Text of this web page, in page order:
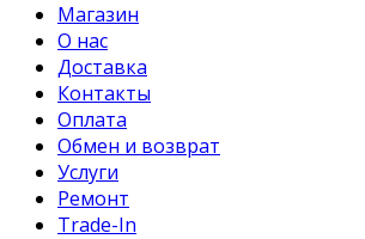
Магазин
О нас
Доставка
Контакты
Оплата
Обмен и возврат
Услуги
Ремонт
Trade-In